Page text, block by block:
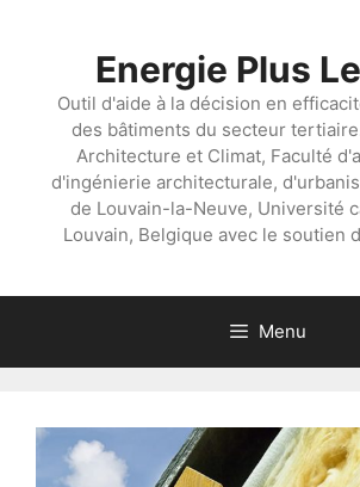
Energie Plus
Outil d'aide à la décision en
des bâtiments du secteur
Architecture et Climat, Faculté
d'ingénierie architecturale,
de Louvain-la-Neuve, Université
Louvain, Belgique avec le soutien
Menu